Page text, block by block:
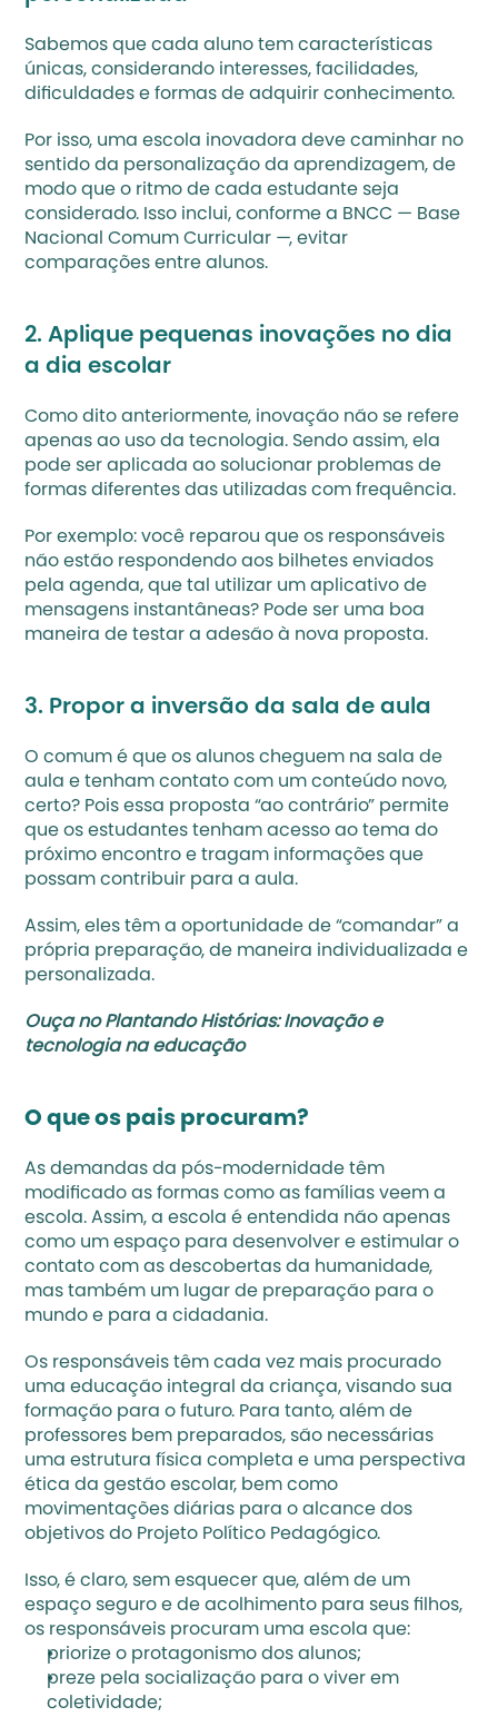
Sabemos que cada aluno tem características
únicas, considerando interesses, facilidades,
dificuldades e formas de adquirir conhecimento.
Por isso, uma escola inovadora deve caminhar no
sentido da personalização da aprendizagem, de
modo que o ritmo de cada estudante seja
considerado. Isso inclui, conforme a BNCC — Base
Nacional Comum Curricular —, evitar
comparações entre alunos.
2. Aplique pequenas inovações no dia
a dia escolar
Como dito anteriormente, inovação não se refere
apenas ao uso da tecnologia. Sendo assim, ela
pode ser aplicada ao solucionar problemas de
formas diferentes das utilizadas com frequência.
Por exemplo: você reparou que os responsáveis
não estão respondendo aos bilhetes enviados
pela agenda, que tal utilizar um aplicativo de
mensagens instantâneas? Pode ser uma boa
maneira de testar a adesão à nova proposta.
3. Propor a inversão da sala de aula
O comum é que os alunos cheguem na sala de
aula e tenham contato com um conteúdo novo,
certo? Pois essa proposta “ao contrário” permite
que os estudantes tenham acesso ao tema do
próximo encontro e tragam informações que
possam contribuir para a aula.
Assim, eles têm a oportunidade de “comandar” a
própria preparação, de maneira individualizada e
personalizada.
Ouça no Plantando Histórias: Inovação e
tecnologia na educação
O que os pais procuram?
As demandas da pós-modernidade têm
modificado as formas como as famílias veem a
escola. Assim, a escola é entendida não apenas
como um espaço para desenvolver e estimular o
contato com as descobertas da humanidade,
mas também um lugar de preparação para o
mundo e para a cidadania.
Os responsáveis têm cada vez mais procurado
uma educação integral da criança, visando sua
formação para o futuro. Para tanto, além de
professores bem preparados, são necessárias
uma estrutura física completa e uma perspectiva
ética da gestão escolar, bem como
movimentações diárias para o alcance dos
objetivos do Projeto Político Pedagógico.
Isso, é claro, sem esquecer que, além de um
espaço seguro e de acolhimento para seus filhos,
os responsáveis procuram uma escola que:
priorize o protagonismo dos alunos;
preze pela socialização para o viver em
coletividade;